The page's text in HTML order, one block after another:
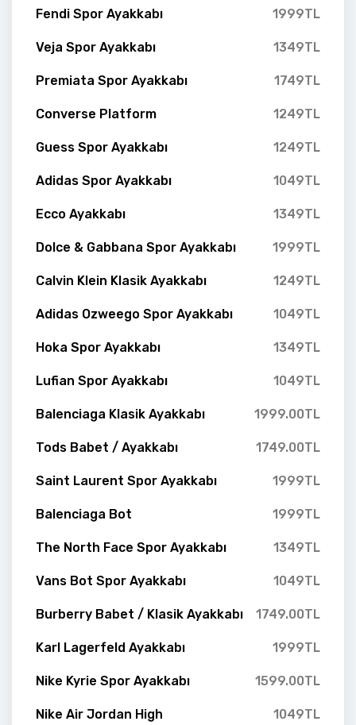
Fendi Spor Ayakkabı 1999TL
Veja Spor Ayakkabı 1349TL
Premiata Spor Ayakkabı 1749TL
Converse Platform 1249TL
Guess Spor Ayakkabı 1249TL
Adidas Spor Ayakkabı 1049TL
Ecco Ayakkabı 1349TL
Dolce & Gabbana Spor Ayakkabı 1999TL
Calvin Klein Klasik Ayakkabı 1249TL
Adidas Ozweego Spor Ayakkabı 1049TL
Hoka Spor Ayakkabı 1349TL
Lufian Spor Ayakkabı 1049TL
Balenciaga Klasik Ayakkabı 1999.00TL
Tods Babet / Ayakkabı 1749.00TL
Saint Laurent Spor Ayakkabı 1999TL
Balenciaga Bot 1999TL
The North Face Spor Ayakkabı 1349TL
Vans Bot Spor Ayakkabı 1049TL
Burberry Babet / Klasik Ayakkabı 1749.00TL
Karl Lagerfeld Ayakkabı 1999TL
Nike Kyrie Spor Ayakkabı 1599.00TL
Nike Air Jordan High 1049TL